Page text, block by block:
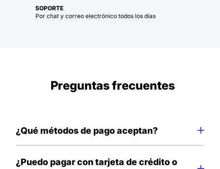
SOPORTE
Por chat y correo electrónico todos los días
Preguntas frecuentes
¿Qué métodos de pago aceptan?
recibir tu pedido.
¿Puedo pagar con tarjeta de crédito o